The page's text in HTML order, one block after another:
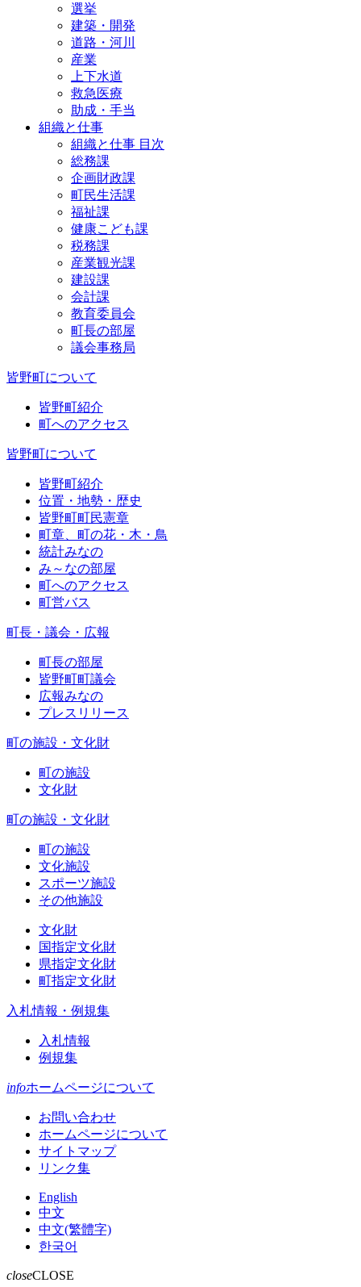
選挙
建築・開発
道路・河川
産業
上下水道
救急医療
助成・手当
組織と仕事
組織と仕事 目次
総務課
企画財政課
町民生活課
福祉課
健康こども課
税務課
産業観光課
建設課
会計課
教育委員会
町長の部屋
議会事務局
皆野町について
皆野町紹介
町へのアクセス
皆野町について
皆野町紹介
位置・地勢・歴史
皆野町町民憲章
町章、町の花・木・鳥
統計みなの
み～なの部屋
町へのアクセス
町営バス
町長・議会・広報
町長の部屋
皆野町町議会
広報みなの
プレスリリース
町の施設・文化財
町の施設
文化財
町の施設・文化財
町の施設
文化施設
スポーツ施設
その他施設
文化財
国指定文化財
県指定文化財
町指定文化財
入札情報・例規集
入札情報
例規集
infoホームページについて
お問い合わせ
ホームページについて
サイトマップ
リンク集
English
中文
中文(繁體字)
한국어
closeCLOSE